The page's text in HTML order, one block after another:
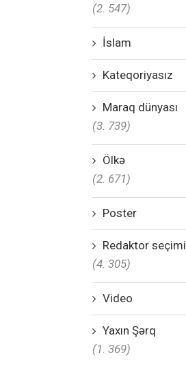
(2. 547)
İslam
Kateqoriyasız
Maraq dünyası
(3. 739)
Ölkə
(2. 671)
Poster
Redaktor seçimi
(4. 305)
Video
Yaxın Şərq
(1. 369)